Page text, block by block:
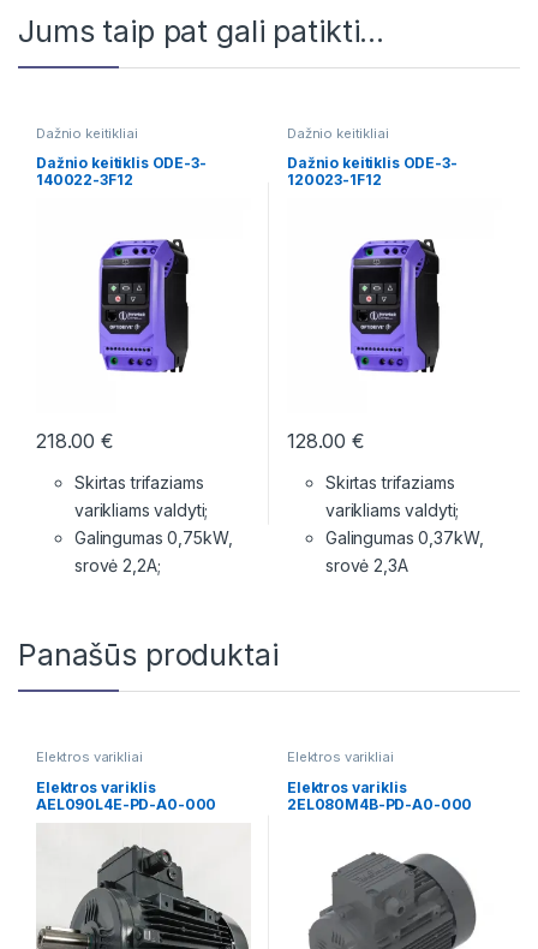
Jums taip pat gali patikti…
Dažnio keitikliai
Dažnio keitiklis ODE-3-
140022-3F12
218.00€
Skirtas trifaziams
varikliams valdyti;
Galingumas 0,75kW,
srovė 2,2A;
Dažnio keitikliai
Dažnio keitiklis ODE-3-
120023-1F12
128.00€
Skirtas trifaziams
varikliams valdyti;
Galingumas 0,37kW,
srovė 2,3A
Panašūs produktai
Elektros varikliai
Elektros variklis
AEL090L4E-PD-A0-000
Elektros varikliai
Elektros variklis
2EL080M4B-PD-A0-000